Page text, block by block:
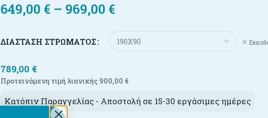
649,00 € – 969,00 €
ΔΙΆΣΤΑΣΗ ΣΤΡΏΜΑΤΟΣ
789,00 €
Προτεινόμενη τιμή λιανικής 900,00 €
Κατόπιν Παραγγελίας - Αποστολή σε 15-30 εργάσιμες ημέρες